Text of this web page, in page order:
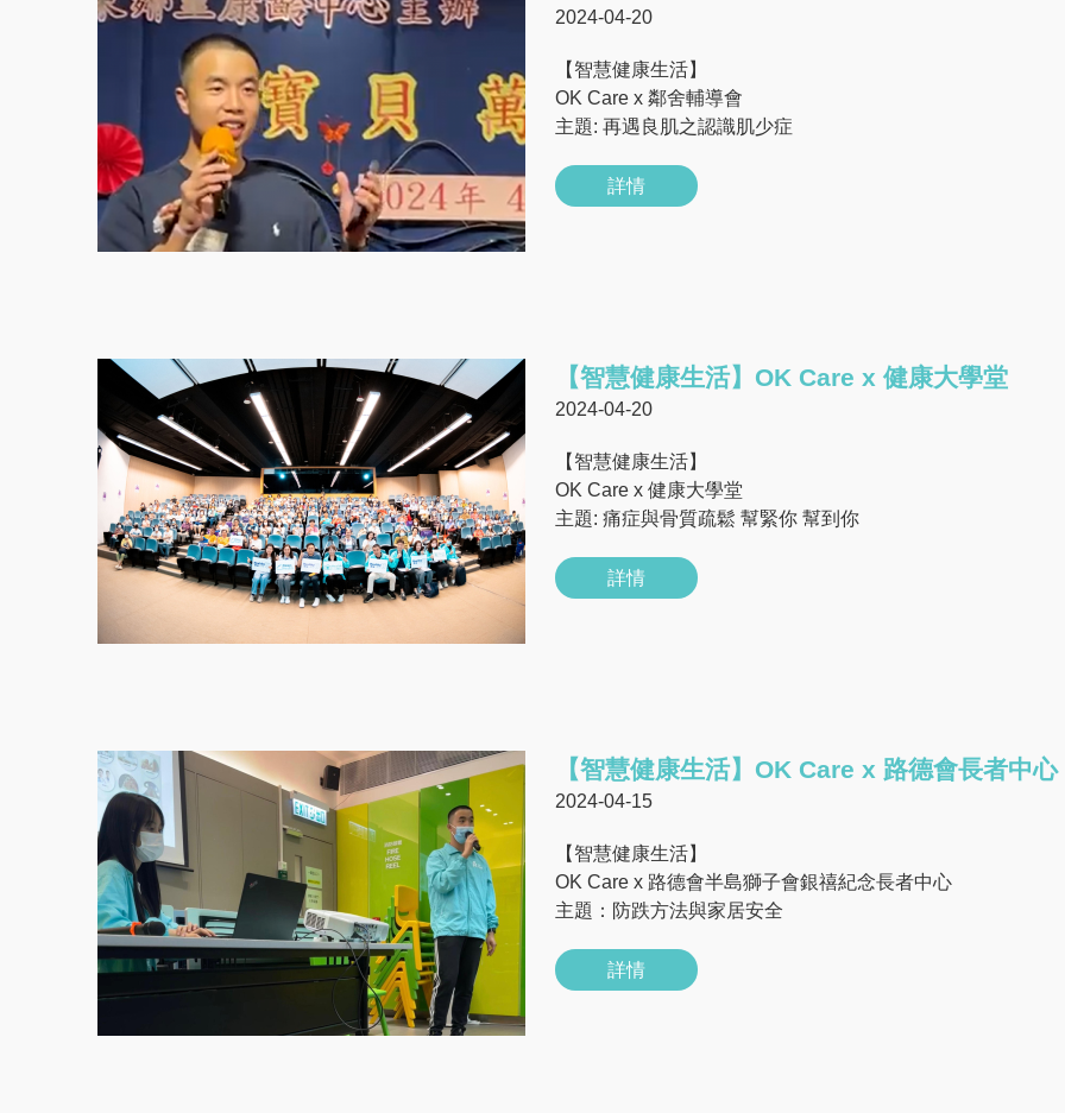
2024-04-20
【智慧健康生活】
OK Care x 鄰舍輔導會
主題: 再遇良肌之認識肌少症
詳情
【智慧健康生活】OK Care x 健康大學堂
2024-04-20
【智慧健康生活】
OK Care x 健康大學堂
主題: 痛症與骨質疏鬆 幫緊你 幫到你
詳情
【智慧健康生活】OK Care x 路德會長者中
2024-04-15
【智慧健康生活】
OK Care x 路德會半島獅子會銀禧紀念長者中心
主題：防跌方法與家居安全
詳情